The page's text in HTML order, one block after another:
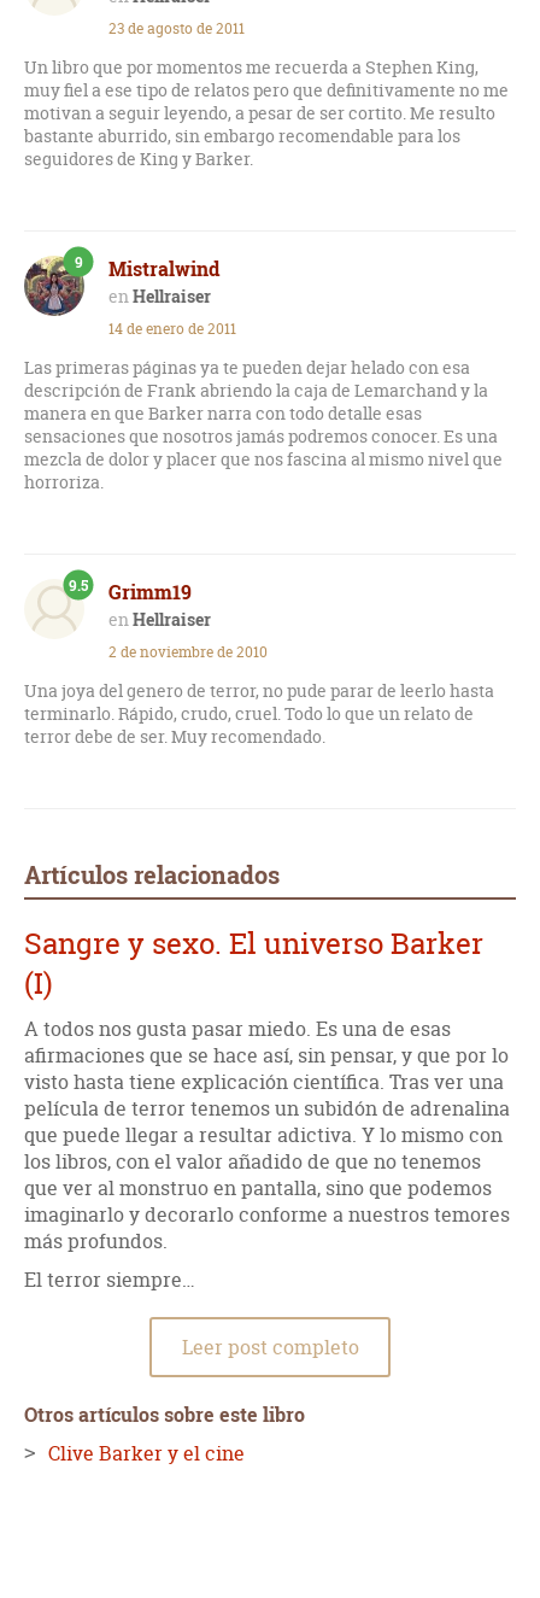
23 de agosto de 2011
Un libro que por momentos me recuerda a Stephen King,
muy fiel a ese tipo de relatos pero que definitivamente no me
motivan a seguir leyendo, a pesar de ser cortito. Me resulto
bastante aburrido, sin embargo recomendable para los
seguidores de King y Barker.
Mistralwind
Hellraiser
9
14 de enero de 2011
Las primeras páginas ya te pueden dejar helado con esa
descripción de Frank abriendo la caja de Lemarchand y la
manera en que Barker narra con todo detalle esas
sensaciones que nosotros jamás podremos conocer. Es una
mezcla de dolor y placer que nos fascina al mismo nivel que
horroriza.
Grimm19
Hellraiser
9.5
2 de noviembre de 2010
Una joya del genero de terror, no pude parar de leerlo hasta
terminarlo. Rápido, crudo, cruel. Todo lo que un relato de
terror debe de ser. Muy recomendado.
Artículos relacionados
Sangre y sexo. El universo Barker
(I)
A todos nos gusta pasar miedo. Es una de esas
afirmaciones que se hace así, sin pensar, y que por lo
visto hasta tiene explicación científica. Tras ver una
película de terror tenemos un subidón de adrenalina
que puede llegar a resultar adictiva. Y lo mismo con
los libros, con el valor añadido de que no tenemos
que ver al monstruo en pantalla, sino que podemos
imaginarlo y decorarlo conforme a nuestros temores
más profundos.
El terror siempre…
Leer post completo
Otros artículos sobre este libro
Clive Barker y el cine